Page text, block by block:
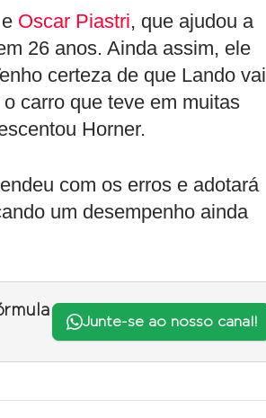
Oscar Piastri, que ajudou a
26 anos. Ainda assim, ele
certeza de que Lando vai
carro que teve em muitas
Horner.
com os erros e adotará
um desempenho ainda
Junte-se ao nosso canal!